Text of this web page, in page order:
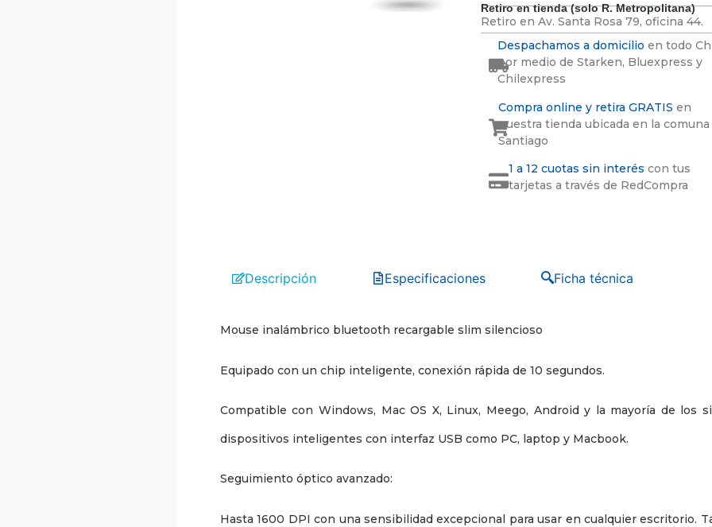
Retiro en tienda (solo R. Metropolitana)
Retiro en Av. Santa Rosa 79, oficina 44.
Despachamos a domicilio en todo
por medio de Starken, Bluexpress y
Chilexpress
Compra online y retira GRATIS en
nuestra tienda ubicada en la comuna
Santiago
1 a 12 cuotas sin interés con tus
tarjetas a través de RedCompra
Descripción Especificaciones Ficha técnica
Mouse inalámbrico bluetooth recargable slim silencioso
Equipado con un chip inteligente, conexión rápida de 10 segundos.
Compatible con Windows, Mac OS X, Linux, Meego, Android y la mayoría de los
dispositivos inteligentes con interfaz USB como PC, laptop y Macbook.
Seguimiento óptico avanzado:
Hasta 1600 DPI con una sensibilidad excepcional para usar en cualquier escritorio.